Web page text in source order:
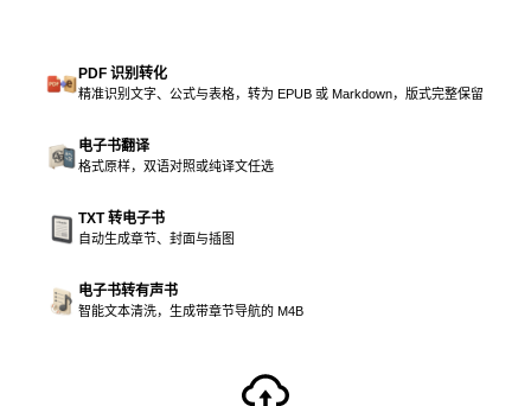
PDF 识别转化
精准识别文字、公式与表格，转为 EPUB 或 Markdown，版式完整保留
电子书翻译
格式原样，双语对照或纯译文任选
TXT 转电子书
自动生成章节、封面与插图
电子书转有声书
智能文本清洗，生成带章节导航的 M4B